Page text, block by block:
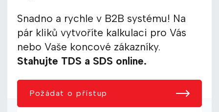
Snadno a rychle v B2B systému! Na
pár kliků vytvoříte kalkulaci pro Vás
nebo Vaše koncové zákazníky.
Stahujte TDS a SDS online.
Požádat o přístup